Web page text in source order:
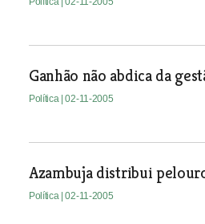
Ganhão não abdica da
Política | 02-11-2005
Azambuja distribui
Política | 02-11-2005